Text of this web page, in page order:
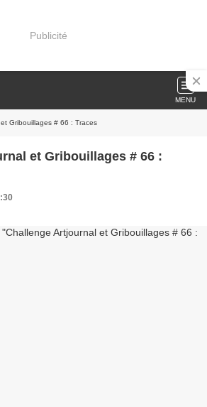
Publicité
MENU
Gribouillages # 66 : Traces
et Gribouillages # 66 :